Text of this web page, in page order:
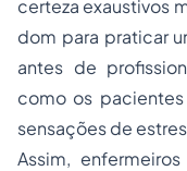
certeza exaustivos
dom para praticar
antes de
como os
sensações de
Assim,